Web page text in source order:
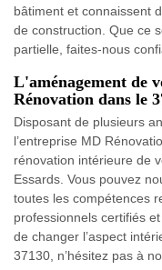
bâtiment et connaissent
de construction. Que ce
partielle, faites-nous
L'aménagement de
Rénovation dans le
Disposant de plusieurs
l’entreprise MD
rénovation intérieure de
Essards. Vous pouvez
toutes les compétences
professionnels certifiés
de changer l’aspect
37130, n’hésitez pas à